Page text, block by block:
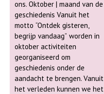
ons. Oktober | maand van de
geschiedenis Vanuit het
motto “Ontdek gisteren,
begrijp vandaag” worden in
oktober activiteiten
georganiseerd om
geschiedenis onder de
aandacht te brengen. Vanuit
het verleden kunnen we het